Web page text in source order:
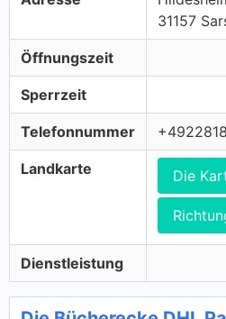
31157
Öffnungszeit
Sperrzeit
Telefonnummer
Landkarte Die
Dienstleistung